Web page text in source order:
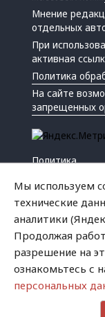
Мнение
отдельных
При
активная
Политика
На сайте
запрещенных
Политика
Криминал
Успех
Хватит это
Мы используем
технические
аналитики
Продолжая
разрешение на
ознакомьтесь с
персональных